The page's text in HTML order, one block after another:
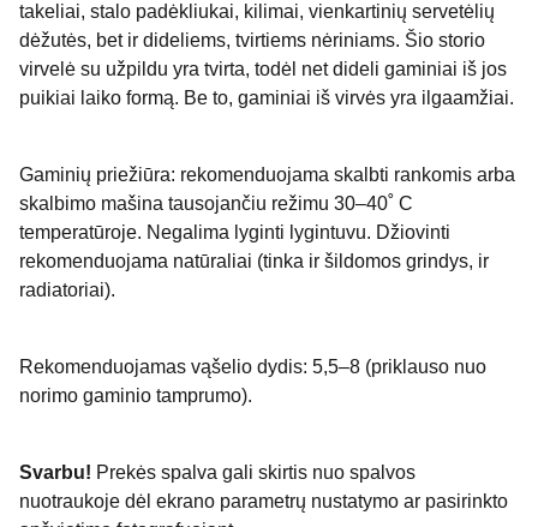
takeliai, stalo padėkliukai, kilimai, vienkartinių servetėlių
dėžutės, bet ir dideliems, tvirtiems nėriniams. Šio storio
virvelė su užpildu yra tvirta, todėl net dideli gaminiai iš jos
puikiai laiko formą. Be to, gaminiai iš virvės yra ilgaamžiai.
Gaminių priežiūra: rekomenduojama skalbti rankomis arba
skalbimo mašina tausojančiu režimu 30–40˚ C
temperatūroje. Negalima lyginti lygintuvu. Džiovinti
rekomenduojama natūraliai (tinka ir šildomos grindys, ir
radiatoriai).
Rekomenduojamas vąšelio dydis: 5,5–8 (priklauso nuo
norimo gaminio tamprumo).
Svarbu! Prekės spalva gali skirtis nuo spalvos
nuotraukoje dėl ekrano parametrų nustatymo ar pasirinkto